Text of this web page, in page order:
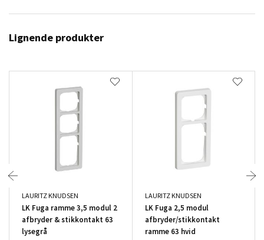
Lignende produkter
LAURITZ KNUDSEN
LK Fuga ramme 3,5 modul 2
afbryder & stikkontakt 63
lysegrå
LAURITZ KNUDSEN
LK Fuga 2,5 modul
afbryder/stikkontakt
ramme 63 hvid